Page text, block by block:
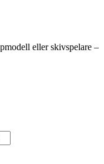
eller skivspelare –